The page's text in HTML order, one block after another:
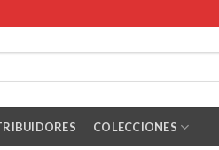
COLECCIONES